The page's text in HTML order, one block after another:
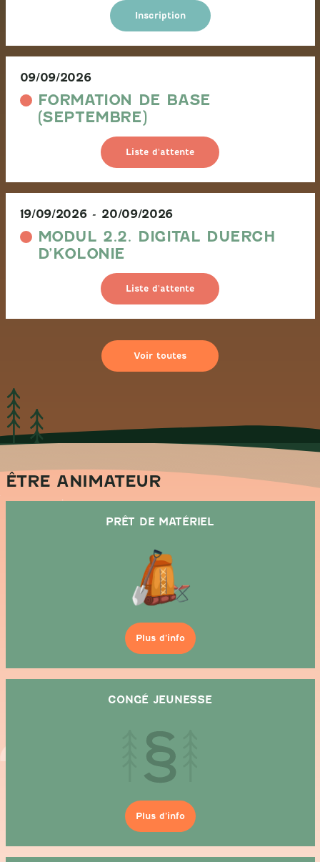
Inscription
FORMATION DE BASE
(SEPTEMBRE)
09/09/2026
Liste d'attente
MODUL 2.2. DIGITAL DUERCH
D’KOLONIE
19/09/2026 - 20/09/2026
Liste d'attente
Voir toutes
ÊTRE ANIMATEUR
PRÊT DE MATÉRIEL
Plus d’info
CONGÉ JEUNESSE
Plus d’info